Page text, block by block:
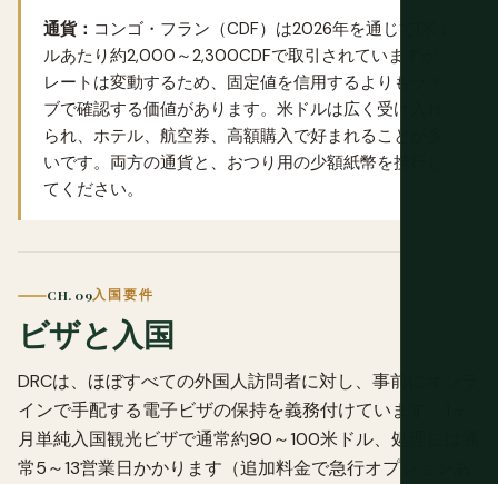
通貨： コンゴ・フラン（CDF）は2026年を通じて1米ド
ルあたり約2,000～2,300CDFで取引されていますが、
レートは変動するため、固定値を信用するよりもライ
ブで確認する価値があります。米ドルは広く受け入れ
られ、ホテル、航空券、高額購入で好まれることが多
いです。両方の通貨と、おつり用の少額紙幣を携行し
てください。
CH. 09入国要件
ビザと入国
DRCは、ほぼすべての外国人訪問者に対し、事前にオンラ
インで手配する電子ビザの保持を義務付けています。1ヶ
月単純入国観光ビザで通常約90～100米ドル、処理には通
常5～13営業日かかります（追加料金で急行オプションあ